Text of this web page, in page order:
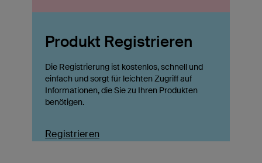
Produkt Registrieren
Die Registrierung ist kostenlos, schnell und
einfach und sorgt für leichten Zugriff auf
Informationen, die Sie zu Ihren Produkten
benötigen.
Registrieren